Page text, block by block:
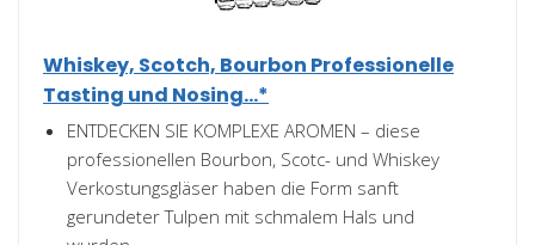
Whiskey, Scotch, Bourbon Professionelle
Tasting und Nosing...*
ENTDECKEN SIE KOMPLEXE AROMEN – diese
professionellen Bourbon, Scotc- und Whiskey
Verkostungsgläser haben die Form sanft
gerundeter Tulpen mit schmalem Hals und